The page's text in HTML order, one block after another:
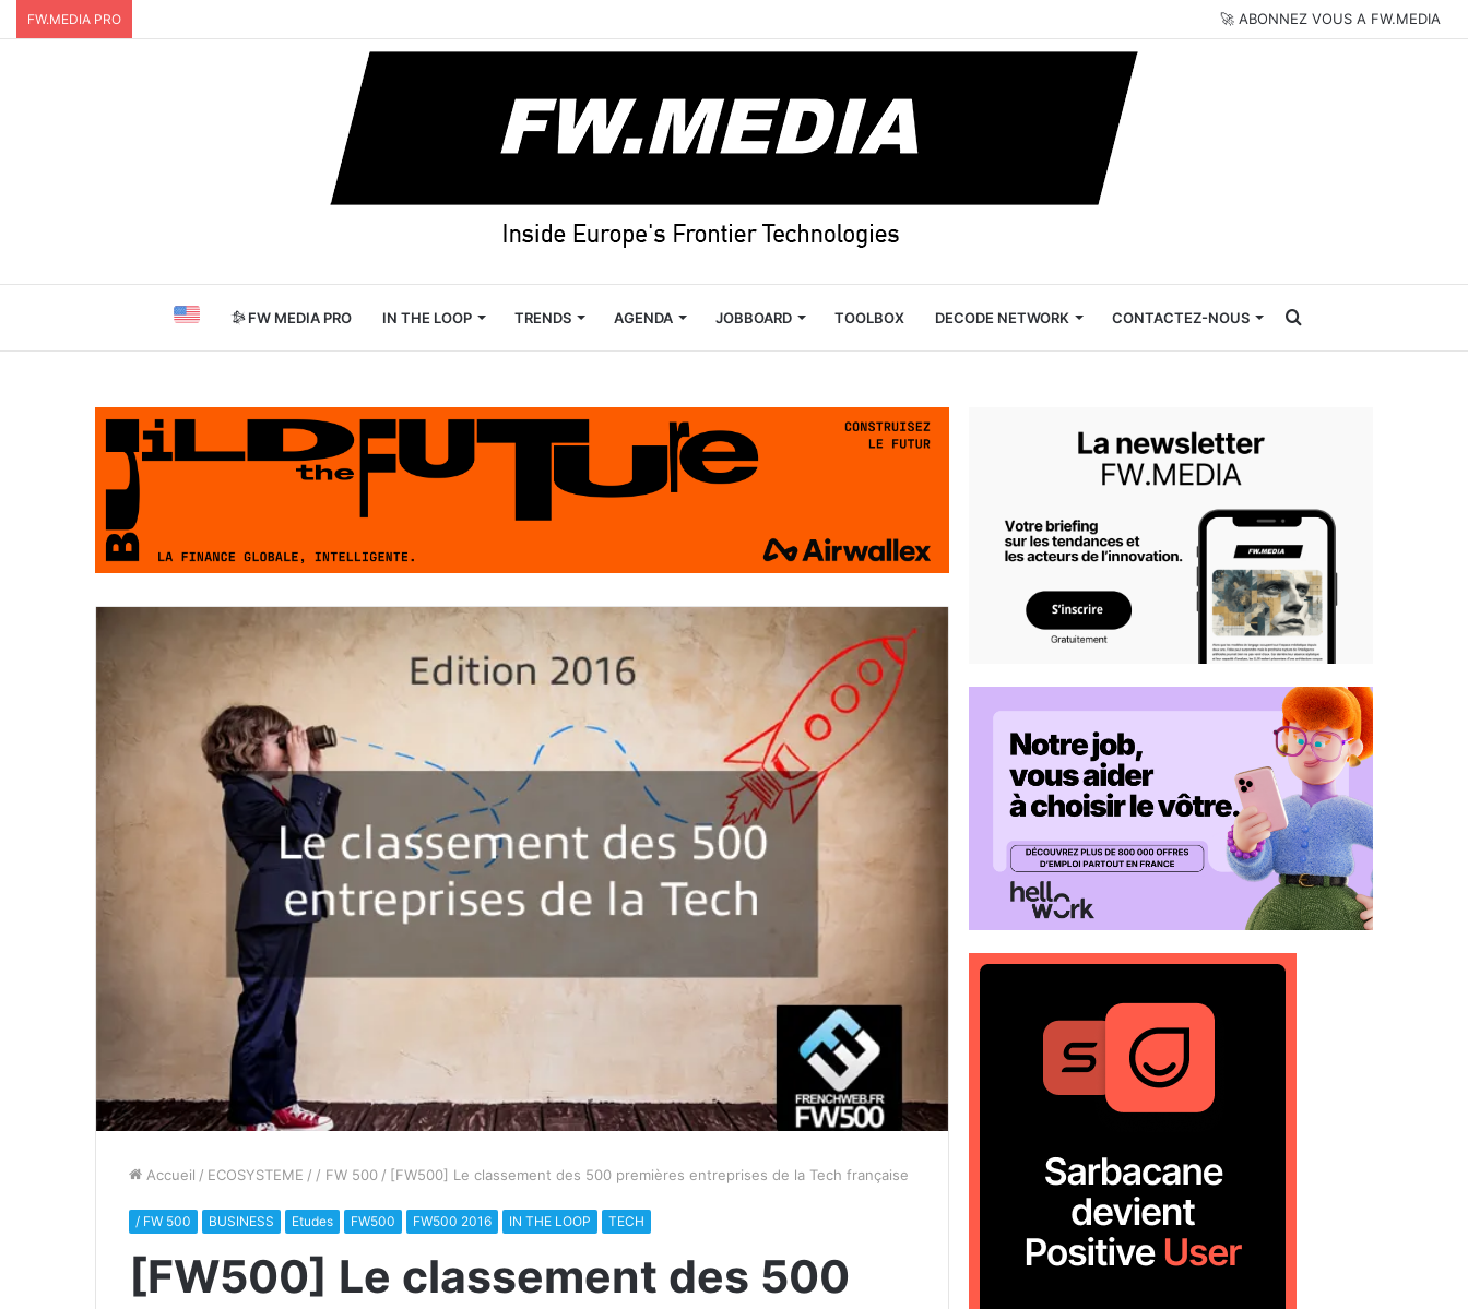
FW.MEDIA PRO 🚀 ABONNEZ VOUS A FW.MEDIA
FW MEDIA PRO IN THE LOOP TRENDS AGENDA JOBBOARD TOOLBOX DECODE NETWORK CONTACTEZ-NOUS Rechercher
Accueil / ECOSYSTEME / / FW 500 / [FW500] Le classement des 500 premières entreprises de la Tech française
/ FW 500 BUSINESS Etudes FW500 FW500 2016 IN THE LOOP TECH
[FW500] Le classement des 500